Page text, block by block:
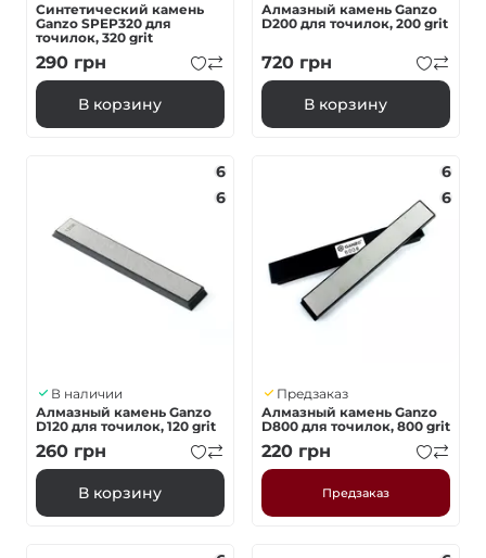
Синтетический камень
Ganzo SPEP320 для
точилок, 320 grit
290 грн
В корзину
Алмазный камень Ganzo
D200 для точилок, 200 grit
720 грн
В корзину
6
6
В наличии
Алмазный камень Ganzo
D120 для точилок, 120 grit
260 грн
В корзину
6
6
Предзаказ
Алмазный камень Ganzo
D800 для точилок, 800 grit
220 грн
Предзаказ